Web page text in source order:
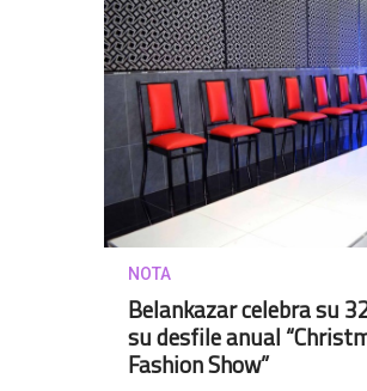
NOTA
Belankazar celebra su
su desfile anual
Fashion Show”